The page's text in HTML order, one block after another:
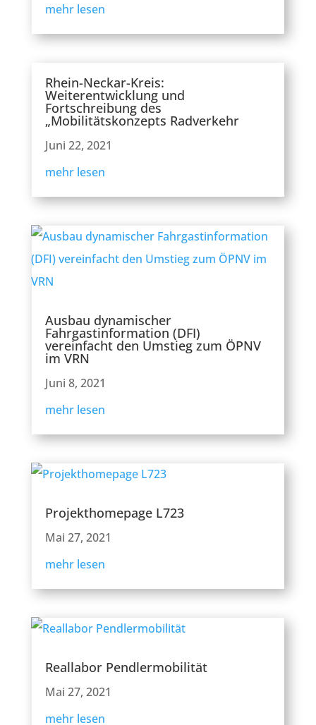
mehr lesen
Rhein-Neckar-Kreis:
Weiterentwicklung und
Fortschreibung des
„Mobilitätskonzepts Radverkehr
Juni 22, 2021
mehr lesen
Ausbau dynamischer
Fahrgastinformation (DFI)
vereinfacht den Umstieg zum ÖPNV
im VRN
Juni 8, 2021
mehr lesen
Projekthomepage L723
Mai 27, 2021
mehr lesen
Reallabor Pendlermobilität
Mai 27, 2021
mehr lesen